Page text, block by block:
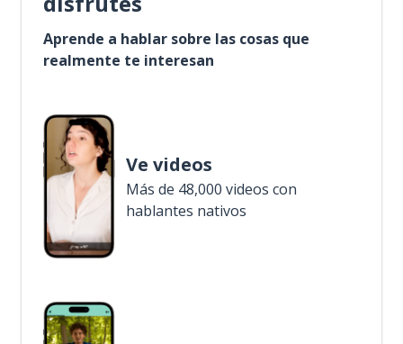
Aprende a hablar sobre las cosas que
realmente te interesan
Ve videos
Más de 48,000 videos con
hablantes nativos